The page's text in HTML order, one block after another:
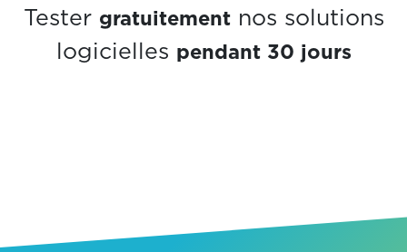
Tester gratuitementnos solutions
logicielles pendant 30 jours